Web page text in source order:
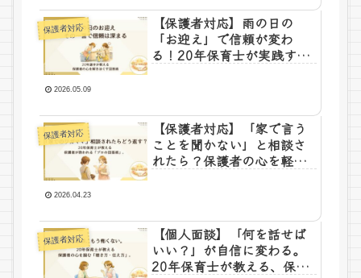
保護者対応
【保護者対応】雨の日の
「お迎え」で信頼が変わ
る！20年保育士が実践す
2026.05.09
保護者対応
【保護者対応】「家で言う
ことを聞かない」と相談さ
れたら？保護者の心を軽く
2026.04.23
保護者対応
【個人面談】「何を話せば
いい？」が自信に変わる。
20年保育士が教える、保護